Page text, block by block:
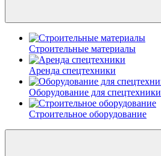
Строительные материалы
Аренда спецтехники
Оборудование для спецтехники
Строительное оборудование